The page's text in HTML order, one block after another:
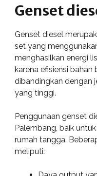
Genset
Genset diesel
set yang
menghasilkan energi
karena efisiensi bahan
dibandingkan dengan
yang tinggi.
Penggunaan genset
Palembang, baik
rumah tangga.
meliputi: